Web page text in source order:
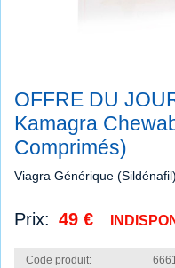
OFFRE DU
Kamagra
Comprimés)
Viagra Générique (Sildénafil)
Prix: 49 €
Code produit: